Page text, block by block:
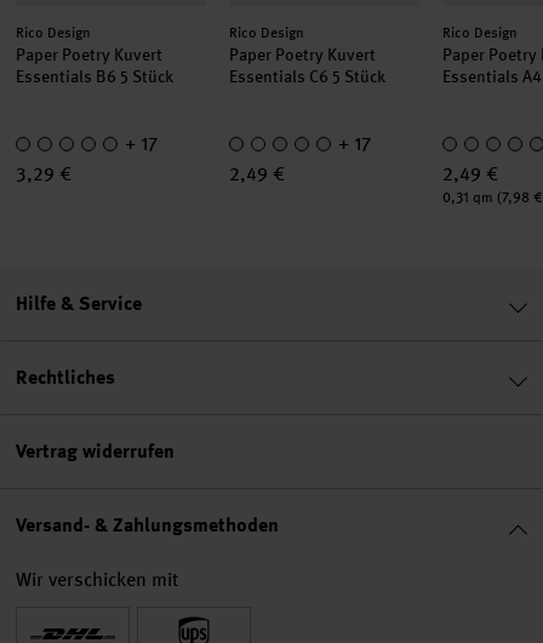
Hersteller:
Rico Design
Paper Poetry Kuvert
Essentials B6 5 Stück
+ 17
3,29 €
Hersteller:
Rico Design
Paper Poetry Kuvert
Essentials C6 5 Stück
+ 17
2,49 €
Hersteller:
Rico Design
Paper Poetry
Essentials
2,49 €
Inhalt:
0,31 qm (7,98
Hilfe & Service
Rechtliches
Vertrag widerrufen
Versand- & Zahlungsmethoden
Wir verschicken mit